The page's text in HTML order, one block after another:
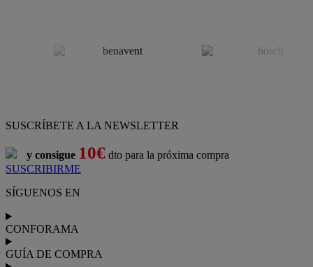
SUSCRÍBETE A LA NEWSLETTER
y consigue 10€ dto para la próxima compra
SUSCRIBIRME
SÍGUENOS EN
CONFORAMA
GUÍA DE COMPRA